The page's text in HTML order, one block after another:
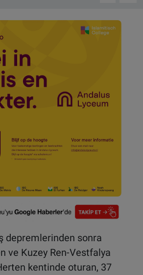
depremlerinden sonra
ve Kuzey Ren-Vestfalya
kentinde oturan, 37